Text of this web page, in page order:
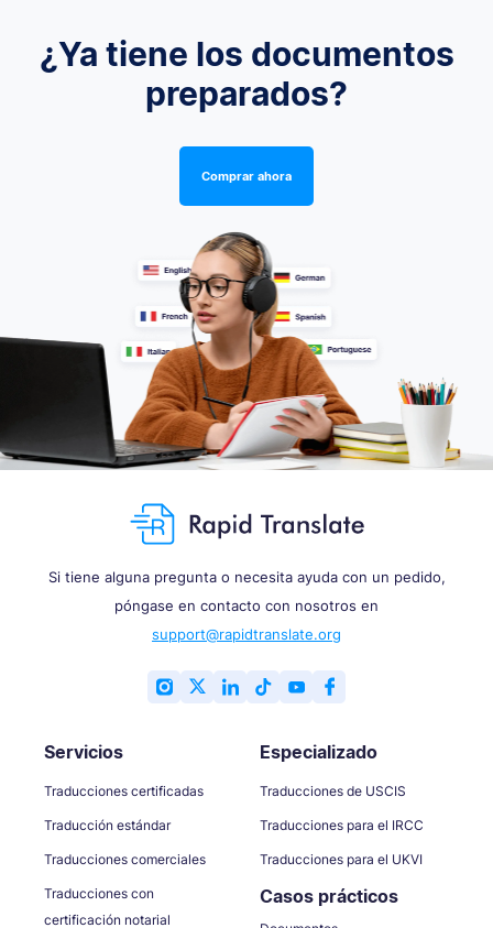
¿Ya tiene los documentos
preparados?
Comprar ahora
Si tiene alguna pregunta o necesita ayuda con un pedido,
póngase en contacto con nosotros en
support@rapidtranslate.org
Servicios
Traducciones certificadas
Traducción estándar
Traducciones comerciales
Traducciones con
certificación notarial
Especializado
Traducciones de USCIS
Traducciones para el IRCC
Traducciones para el UKVI
Casos prácticos